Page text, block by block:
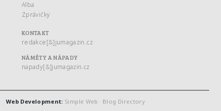
Alba
Zprávičky
KONTAKT
redakce[&]jumagazin.cz
NÁMĚTY A NÁPADY
napady[&]jumagazin.cz
Web Development: Simple Web Blog Directory